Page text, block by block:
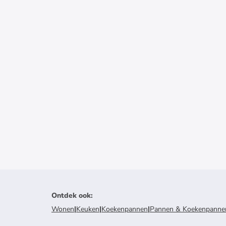
Ontdek ook:
Wonen|Keuken|Koekenpannen|Pannen &